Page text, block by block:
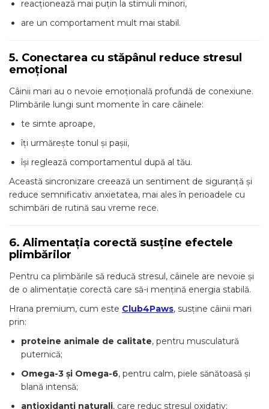
reacționează mai puțin la stimuli minori,
are un comportament mult mai stabil.
5. Conectarea cu stăpânul reduce stresul
emoțional
Câinii mari au o nevoie emoțională profundă de conexiune.
Plimbările lungi sunt momente în care câinele:
te simte aproape,
îți urmărește tonul și pașii,
își reglează comportamentul după al tău.
Această sincronizare creează un sentiment de siguranță și
reduce semnificativ anxietatea, mai ales în perioadele cu
schimbări de rutină sau vreme rece.
6. Alimentația corectă susține efectele
plimbărilor
Pentru ca plimbările să reducă stresul, câinele are nevoie și
de o alimentație corectă care să-i mențină energia stabilă.
Hrana premium, cum este Club4Paws, susține câinii mari
prin:
proteine animale de calitate, pentru musculatură
puternică;
Omega-3 și Omega-6, pentru calm, piele sănătoasă și
blană intensă;
antioxidanți naturali, care reduc stresul oxidativ;